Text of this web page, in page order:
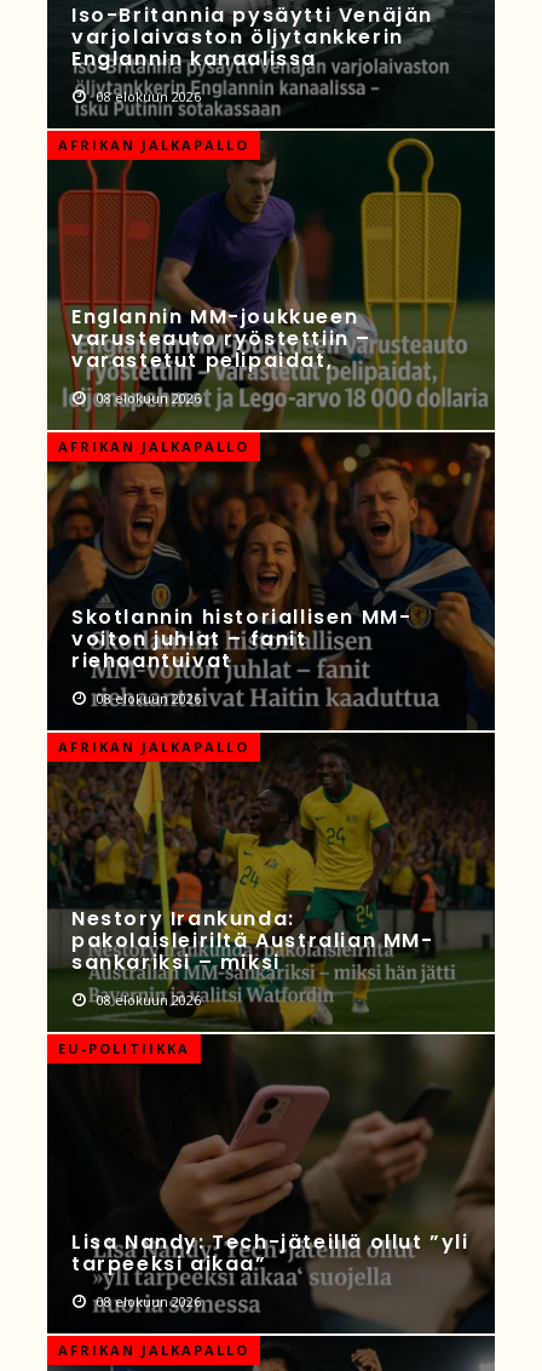
Iso-Britannia pysäytti Venäjän
varjolaivaston öljytankkerin
Englannin kanaalissa
08 elokuun 2026
AFRIKAN JALKAPALLO
Englannin MM-joukkueen
varusteauto ryöstettiin –
varastetut pelipaidat,
08 elokuun 2026
AFRIKAN JALKAPALLO
Skotlannin historiallisen MM-
voiton juhlat – fanit
riehaantuivat
08 elokuun 2026
AFRIKAN JALKAPALLO
Nestory Irankunda:
pakolaisleiriltä Australian MM-
sankariksi – miksi
08 elokuun 2026
EU-POLITIIKKA
Lisa Nandy: Tech-jäteillä ollut ”yli
tarpeeksi aikaa”
08 elokuun 2026
AFRIKAN JALKAPALLO